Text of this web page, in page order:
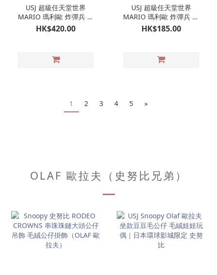
USJ 超級任天堂世界
MARIO 瑪利歐 炸彈兵 行
走玩具｜日本環球影城限
HK$420.00
USJ 超級任天堂世界
MARIO 瑪利歐 炸彈兵 孖
裝吊飾掛飾｜日本環球影
城限定
HK$185.00
1 2 3 4 5 »
OLAF 歐拉夫（史努比兄弟）